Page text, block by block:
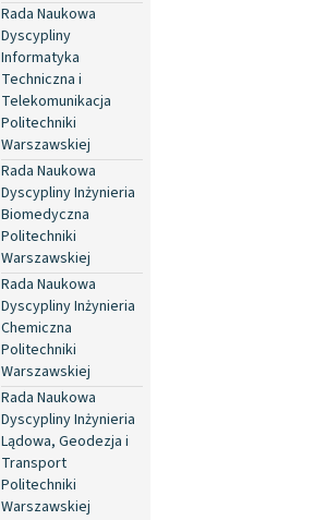
Rada Naukowa
Dyscypliny
Informatyka
Techniczna i
Telekomunikacja
Politechniki
Warszawskiej
Rada Naukowa
Dyscypliny Inżynieria
Biomedyczna
Politechniki
Warszawskiej
Rada Naukowa
Dyscypliny Inżynieria
Chemiczna
Politechniki
Warszawskiej
Rada Naukowa
Dyscypliny Inżynieria
Lądowa, Geodezja i
Transport
Politechniki
Warszawskiej